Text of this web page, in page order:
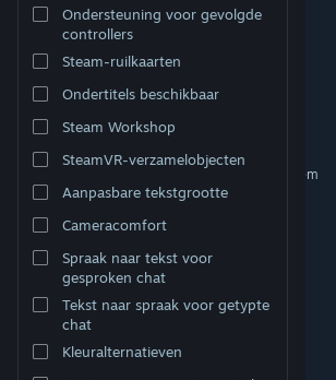
Rijke verhaallijn
Kleurrijk
Ondersteuning voor gevolgde
controllers
Steam-ruilkaarten
Ondertitels beschikbaar
Steam Workshop
SteamVR-verzamelobjecten
Aanpasbare tekstgrootte
Cameracomfort
Spraak naar tekst voor
gesproken chat
Tekst naar spraak voor getypte
chat
Kleuralternatieven
Phasmophobia
Factorio
Bloons TD 6
Sir, We Have an Orc Problem
FOR HONOR™
Garry's Mod